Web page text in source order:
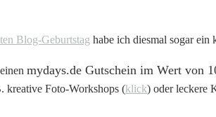
Blog-Geburtstag habe ich diesmal sogar ein
mydays.de Gutschein im Wert von
kreative Foto-Workshops (klick) oder leckere